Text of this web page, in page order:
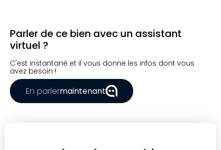
Parler de ce bien avec un assistant
virtuel ?
C'est instantané et il vous donne les infos dont vous
avez besoin !
En parlermaintenant